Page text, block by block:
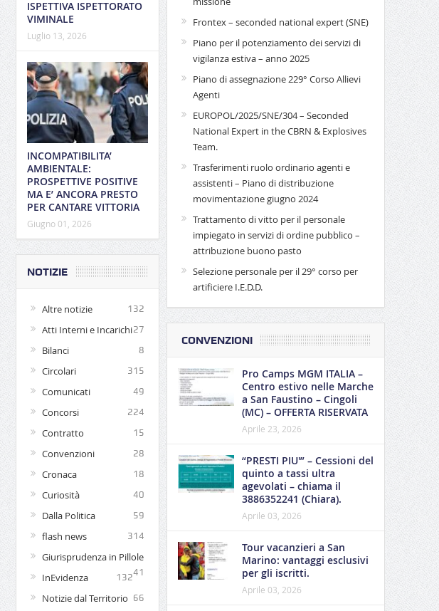
ISPETTIVA ISPETTORATO
VIMINALE
Luglio 13, 2026
INCOMPATIBILITA’
AMBIENTALE:
PROSPETTIVE POSITIVE
MA E’ ANCORA PRESTO
PER CANTARE VITTORIA
Giugno 01, 2026
NOTIZIE
Altre notizie 132
Atti Interni e Incarichi27
Bilanci 8
Circolari 315
Comunicati 49
Concorsi 224
Contratto 15
Convenzioni 28
Cronaca 18
Curiosità 40
Dalla Politica 59
flash news 314
Giurisprudenza in Pillole
41
InEvidenza 132
Notizie dal Territorio 66
Frontex – seconded national expert (SNE)
Piano per il potenziamento dei servizi di
vigilanza estiva – anno 2025
Piano di assegnazione 229° Corso Allievi
Agenti
EUROPOL/2025/SNE/304 – Seconded
National Expert in the CBRN & Explosives
Team.
Trasferimenti ruolo ordinario agenti e
assistenti – Piano di distribuzione
movimentazione giugno 2024
Trattamento di vitto per il personale
impiegato in servizi di ordine pubblico –
attribuzione buono pasto
Selezione personale per il 29° corso per
artificiere I.E.D.D.
CONVENZIONI
Pro Camps MGM ITALIA –
Centro estivo nelle Marche
a San Faustino – Cingoli
(MC) – OFFERTA RISERVATA
Aprile 23, 2026
“PRESTI PIU'” – Cessioni del
quinto a tassi ultra
agevolati – chiama il
3886352241 (Chiara).
Aprile 03, 2026
Tour vacanzieri a San
Marino: vantaggi esclusivi
per gli iscritti.
Aprile 03, 2026